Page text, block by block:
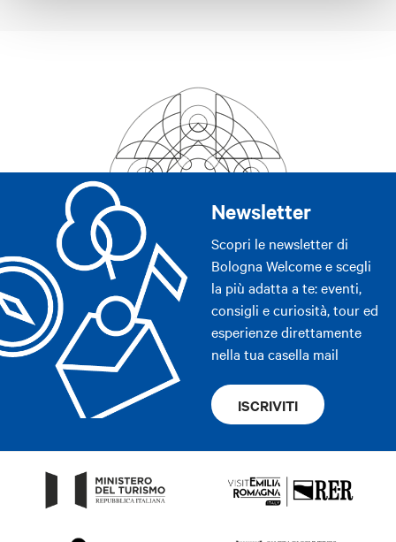
Newsletter
Scopri le newsletter di
Bologna Welcome e scegli
la più adatta a te: eventi,
consigli e curiosità, tour ed
esperienze direttamente
nella tua casella mail
ISCRIVITI